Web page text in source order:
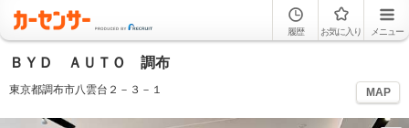
履歴 お気に入り メニュー
ＢＹＤ ＡＵＴＯ 調布
東京都調布市八雲台２－３－１ MAP